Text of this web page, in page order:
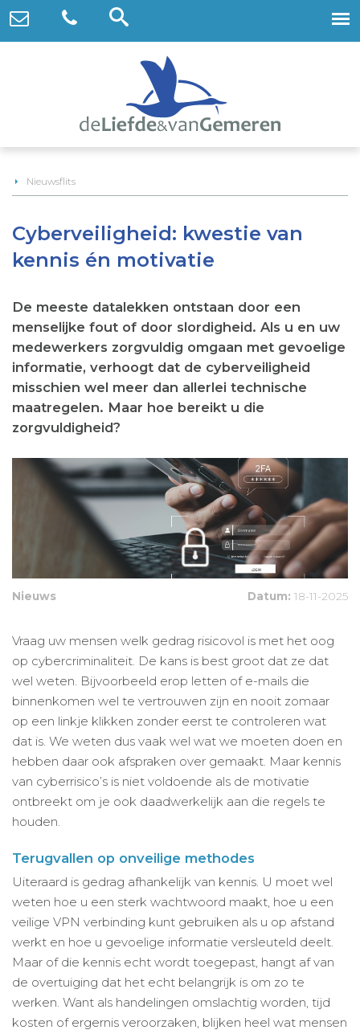
Nieuwsflits
Cyberveiligheid: kwestie van
kennis én motivatie
De meeste datalekken ontstaan door een
menselijke fout of door slordigheid. Als u en uw
medewerkers zorgvuldig omgaan met gevoelige
informatie, verhoogt dat de cyberveiligheid
misschien wel meer dan allerlei technische
maatregelen. Maar hoe bereikt u die
zorgvuldigheid?
Nieuws Datum: 18-11-2025
Vraag uw mensen welk gedrag risicovol is met het oog
op cybercriminaliteit. De kans is best groot dat ze dat
wel weten. Bijvoorbeeld erop letten of e-mails die
binnenkomen wel te vertrouwen zijn en nooit zomaar
op een linkje klikken zonder eerst te controleren wat
dat is. We weten dus vaak wel wat we moeten doen en
hebben daar ook afspraken over gemaakt. Maar kennis
van cyberrisico’s is niet voldoende als de motivatie
ontbreekt om je ook daadwerkelijk aan die regels te
houden.
Terugvallen op onveilige methodes
Uiteraard is gedrag afhankelijk van kennis. U moet wel
weten hoe u een sterk wachtwoord maakt, hoe u een
veilige VPN verbinding kunt gebruiken als u op afstand
werkt en hoe u gevoelige informatie versleuteld deelt.
Maar of die kennis echt wordt toegepast, hangt af van
de overtuiging dat het echt belangrijk is om zo te
werken. Want als handelingen omslachtig worden, tijd
kosten of ergernis veroorzaken, blijken heel wat mensen